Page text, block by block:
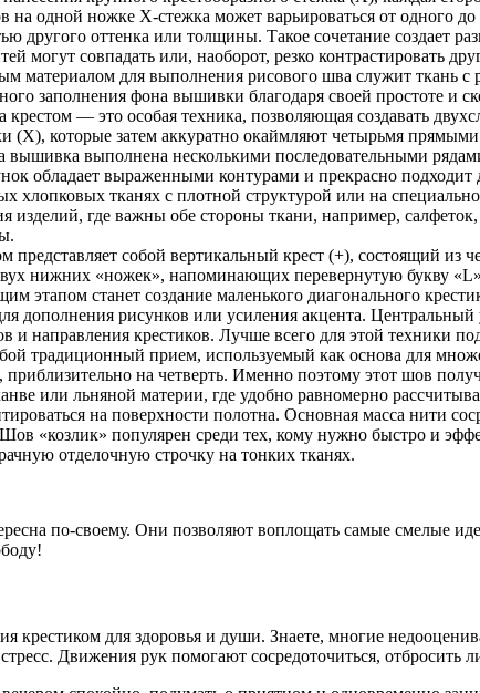
на одной ножке X-стежка может варьироваться от одного
другого оттенка или толщины. Такое сочетание создает
могут совпадать или, наоборот, резко контрастировать
материалом для выполнения рисового шва служит ткань с
заполнения фона вышивки благодаря своей простоте и
— это особая техника, позволяющая создавать
(X), которые затем аккуратно окаймляют четырьмя
вышивка выполнена несколькими последовательными
обладает выраженными контурами и прекрасно
хлопковых тканях с плотной структурой или на
где важны обе стороны ткани, например,
представляет собой вертикальный крест (+), состоящий из
нижних «ножек», напоминающих перевернутую букву
этапом станет создание маленького диагонального
дополнения рисунков или усиления акцента.
и направления крестиков. Лучше всего для этой техники
традиционный прием, используемый как основа для
приблизительно на четверть. Именно поэтому этот шов
или льняной материи, где удобно равномерно
на поверхности полотна. Основная масса нити
«козлик» популярен среди тех, кому нужно быстро и
отделочную строчку на тонких тканях.
по-своему. Они позволяют воплощать самые смелые
крестиком для здоровья и души. Знаете, многие
Движения рук помогают сосредоточиться,